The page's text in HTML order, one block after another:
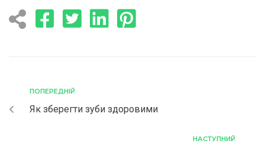
ПОПЕРЕДНІЙ
Як зберегти зуби здоровими
НАСТУПНИЙ